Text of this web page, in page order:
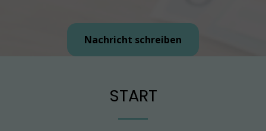
Nachricht schreiben
START